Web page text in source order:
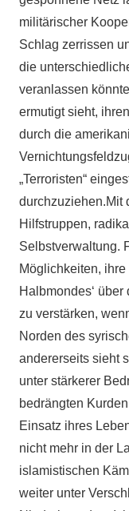
militärischer
Schlag zerrissen
die
veranlassen
ermutigt sieht,
durch die
„Terroristen“
durchzuziehen.Mit
Hilfstruppen,
Selbstverwaltung.
Möglichkeiten,
Halbmondes‘
zu verstärken,
Norden des
andererseits sieht
unter stärkerer
bedrängten
Einsatz ihres
nicht mehr in der
islamistischen
weiter unter